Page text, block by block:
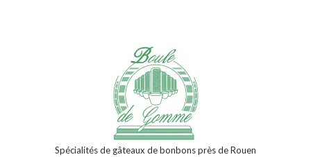
Spécialités de gâteaux de bonbons près de Rouen